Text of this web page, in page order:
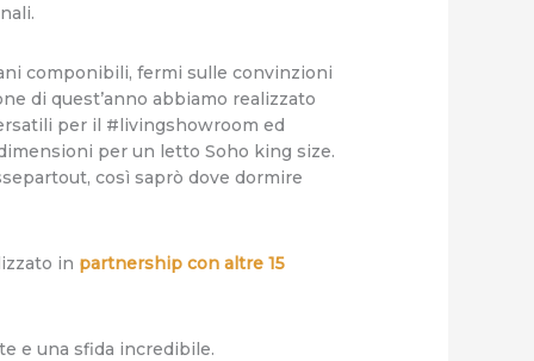
componibili, fermi sulle convinzioni
di quest’anno abbiamo realizzato
per il #livingshowroom ed
per un letto Soho king size.
così saprò dove dormire
in partnership con altre 15
e una sfida incredibile.